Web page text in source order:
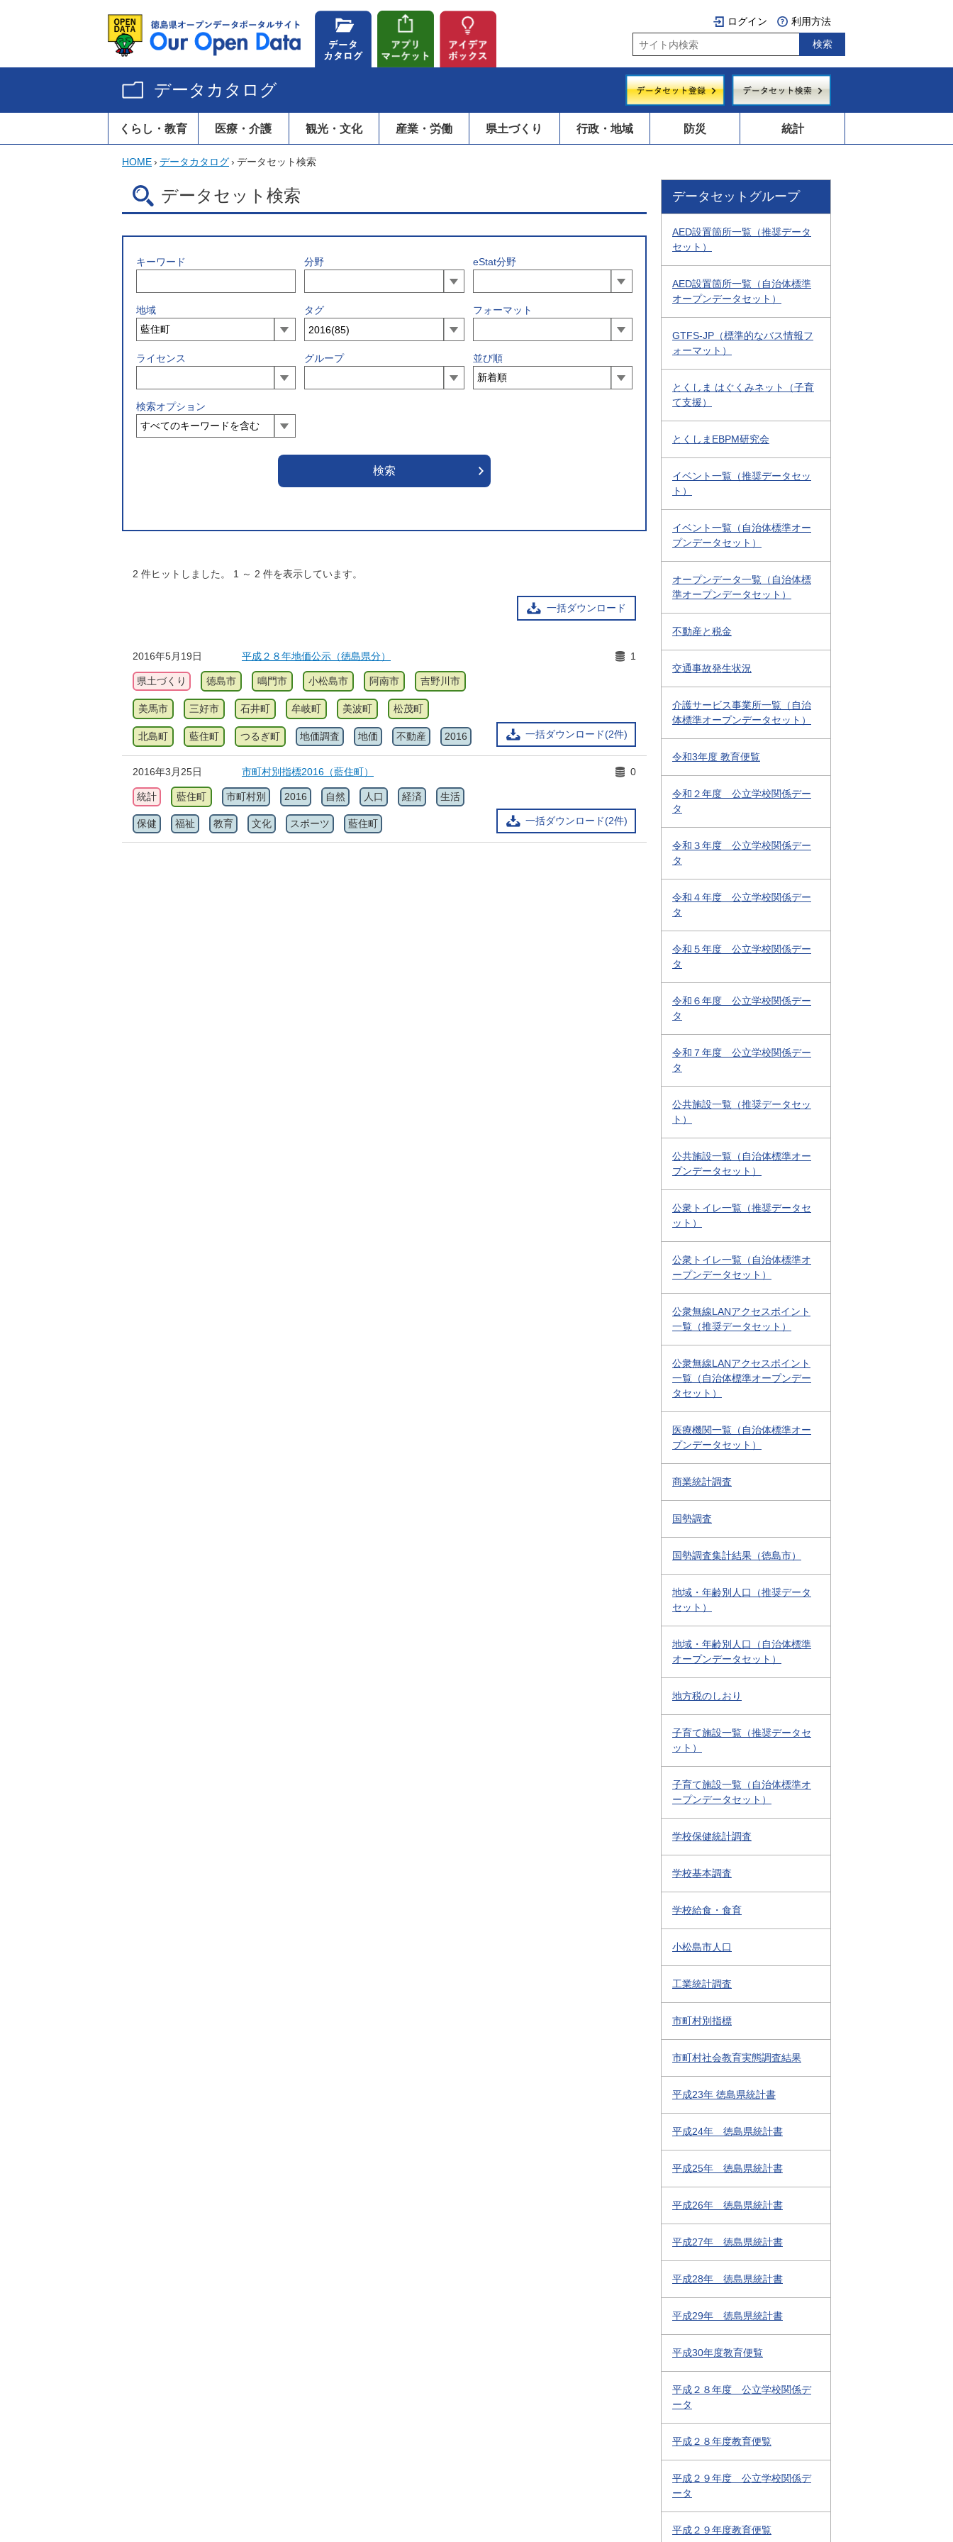
ログイン 利用方法
データカタログ
くらし・教育 医療・介護 観光・文化 産業・労働 県土づくり 行政・地域 防災 統計
HOME› データカタログ› データセット検索
データセット検索
キーワード 分野 eStat分野
地域 タグ フォーマット
ライセンス グループ 並び順
検索オプション
2 件ヒットしました。 1 ～ 2 件を表示しています。
一括ダウンロード
2016年5月19日 平成２８年地価公示（徳島県分）
一括ダウンロード(2件)
1
県土づくり 徳島市 鳴門市 小松島市 阿南市 吉野川市
美馬市 三好市 石井町 牟岐町 美波町 松茂町
北島町 藍住町 つるぎ町 地価調査 地価 不動産 2016
2016年3月25日 市町村別指標2016（藍住町）
一括ダウンロード(2件)
0
統計 藍住町 市町村別 2016 自然 人口 経済 生活
保健 福祉 教育 文化 スポーツ 藍住町
データセットグループ
AED設置箇所一覧（推奨データ
セット）
AED設置箇所一覧（自治体標準
オープンデータセット）
GTFS-JP（標準的なバス情報フ
ォーマット）
とくしま はぐくみネット（子育
て支援）
とくしまEBPM研究会
イベント一覧（推奨データセッ
ト）
イベント一覧（自治体標準オー
プンデータセット）
オープンデータ一覧（自治体標
準オープンデータセット）
不動産と税金
交通事故発生状況
介護サービス事業所一覧（自治
体標準オープンデータセット）
令和3年度 教育便覧
令和２年度 公立学校関係デー
タ
令和３年度 公立学校関係デー
タ
令和４年度 公立学校関係デー
タ
令和５年度 公立学校関係デー
タ
令和６年度 公立学校関係デー
タ
令和７年度 公立学校関係デー
タ
公共施設一覧（推奨データセッ
ト）
公共施設一覧（自治体標準オー
プンデータセット）
公衆トイレ一覧（推奨データセ
ット）
公衆トイレ一覧（自治体標準オ
ープンデータセット）
公衆無線LANアクセスポイント
一覧（推奨データセット）
公衆無線LANアクセスポイント
一覧（自治体標準オープンデー
タセット）
医療機関一覧（自治体標準オー
プンデータセット）
商業統計調査
国勢調査
国勢調査集計結果（徳島市）
地域・年齢別人口（推奨データ
セット）
地域・年齢別人口（自治体標準
オープンデータセット）
地方税のしおり
子育て施設一覧（推奨データセ
ット）
子育て施設一覧（自治体標準オ
ープンデータセット）
学校保健統計調査
学校基本調査
学校給食・食育
小松島市人口
工業統計調査
市町村別指標
市町村社会教育実態調査結果
平成23年 徳島県統計書
平成24年 徳島県統計書
平成25年 徳島県統計書
平成26年 徳島県統計書
平成27年 徳島県統計書
平成28年 徳島県統計書
平成29年 徳島県統計書
平成30年度教育便覧
平成２８年度 公立学校関係デ
ータ
平成２８年度教育便覧
平成２９年度 公立学校関係デ
ータ
平成２９年度教育便覧